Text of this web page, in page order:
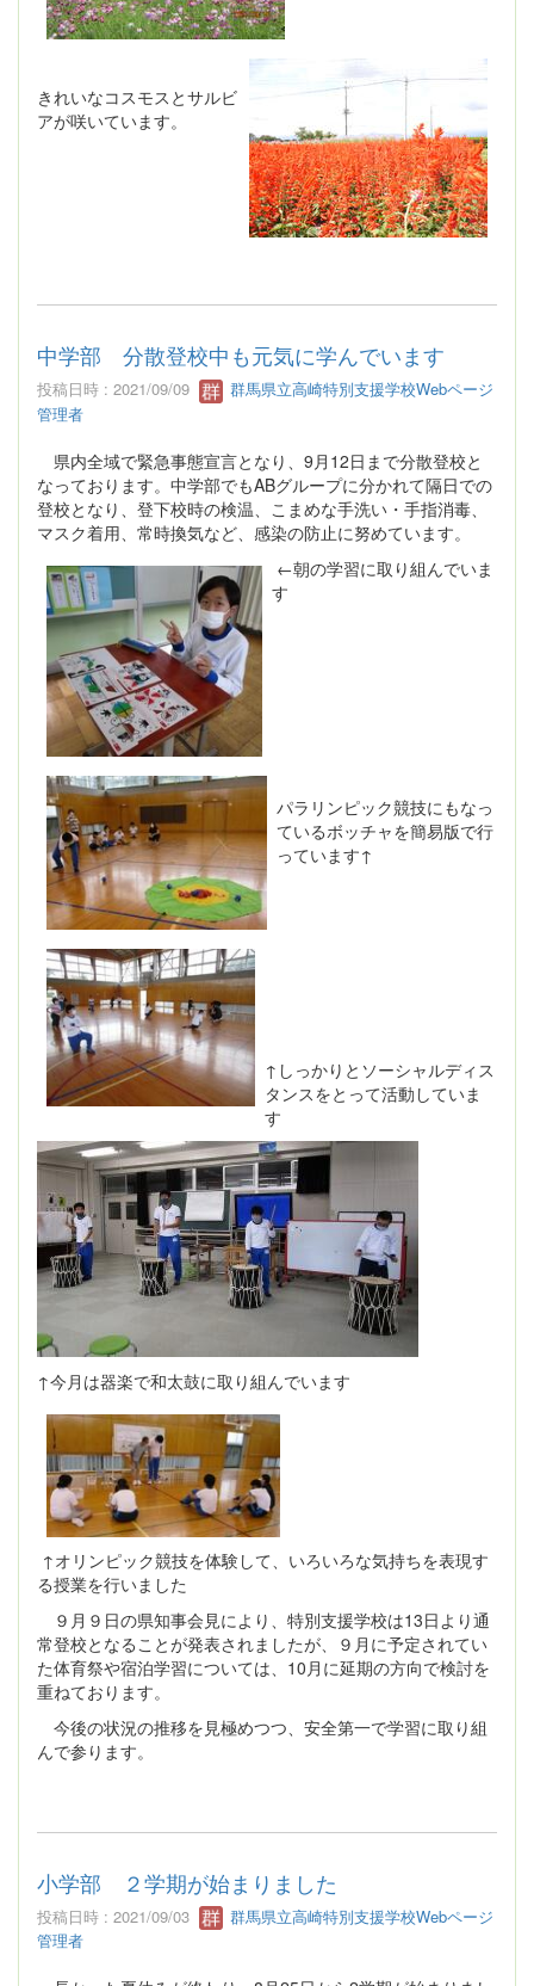
きれいなコスモスとサルビ
アが咲いています。
中学部 分散登校中も元気に学んでいます
投稿日時 : 2021/09/09
群馬県立高崎特別支援学校Webページ
管理者
県内全域で緊急事態宣言となり、9月12日まで分散登校と
なっております。中学部でもABグループに分かれて隔日での
登校となり、登下校時の検温、こまめな手洗い・手指消毒、
マスク着用、常時換気など、感染の防止に努めています。
←朝の学習に取り組んでいま
す
パラリンピック競技にもなっ
ているボッチャを簡易版で行
っています↑
↑しっかりとソーシャルディス
タンスをとって活動していま
す
↑今月は器楽で和太鼓に取り組んでいます
↑オリンピック競技を体験して、いろいろな気持ちを表現す
る授業を行いました
９月９日の県知事会見により、特別支援学校は13日より通
常登校となることが発表されましたが、９月に予定されてい
た体育祭や宿泊学習については、10月に延期の方向で検討を
重ねております。
今後の状況の推移を見極めつつ、安全第一で学習に取り組
んで参ります。
小学部 ２学期が始まりました
投稿日時 : 2021/09/03
群馬県立高崎特別支援学校Webページ
管理者